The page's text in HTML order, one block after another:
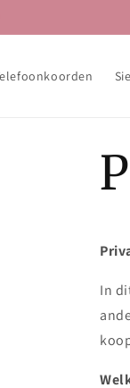
vanaf €100
In